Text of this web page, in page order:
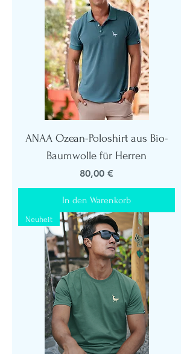
ANAA Ozean-Poloshirt aus Bio-
Baumwolle für Herren
Preis
80,00 €
In den Warenkorb
Neuheit